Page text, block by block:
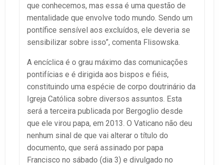
que conhecemos, mas essa é uma questão de
mentalidade que envolve todo mundo. Sendo um
pontífice sensível aos excluídos, ele deveria se
sensibilizar sobre isso”, comenta Flisowska.
A encíclica é o grau máximo das comunicações
pontifícias e é dirigida aos bispos e fiéis,
constituindo uma espécie de corpo doutrinário da
Igreja Católica sobre diversos assuntos. Esta
será a terceira publicada por Bergoglio desde
que ele virou papa, em 2013. O Vaticano não deu
nenhum sinal de que vai alterar o título do
documento, que será assinado por papa
Francisco no sábado (dia 3) e divulgado no